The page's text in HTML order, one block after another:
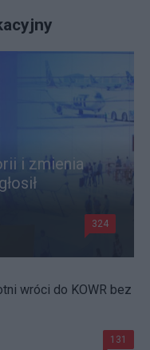
i zmienia
324
wróci do KOWR bez
131